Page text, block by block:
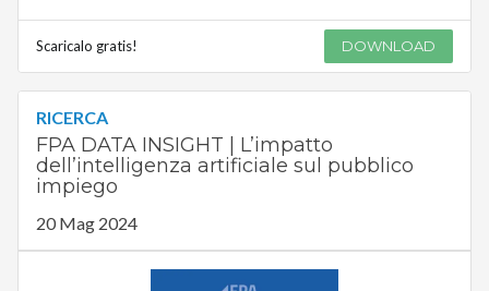
Scaricalo gratis! DOWNLOAD
RICERCA
FPA DATA INSIGHT | L’impatto
dell’intelligenza artificiale sul pubblico
impiego
20 Mag 2024